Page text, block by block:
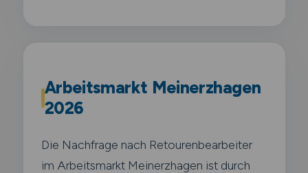
Arbeitsmarkt Meinerzhagen
2026
Die Nachfrage nach Retourenbearbeiter
im Arbeitsmarkt Meinerzhagen ist durch